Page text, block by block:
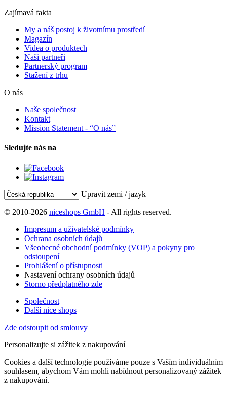
Zajímavá fakta
My a náš postoj k životnímu prostředí
Magazín
Videa o produktech
Naši partneři
Partnerský program
Stažení z trhu
O nás
Naše společnost
Kontakt
Mission Statement - “O nás”
Sledujte nás na
Upravit zemi / jazyk
© 2010-2026 niceshops GmbH - All rights reserved.
Impresum a uživatelské podmínky
Ochrana osobních údajů
Všeobecné obchodní podmínky (VOP) a pokyny pro
odstoupení
Prohlášení o přístupnosti
Nastavení ochrany osobních údajů
Storno předplatného zde
Společnost
Další nice shops
Zde odstoupit od smlouvy
Personalizujte si zážitek z nakupování
Cookies a další technologie používáme pouze s Vaším individuálním
souhlasem, abychom Vám mohli nabídnout personalizovaný zážitek
z nakupování.